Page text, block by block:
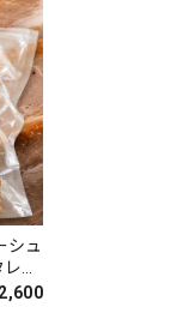
シュ
の
やチ